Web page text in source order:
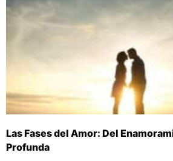
Las Fases del Amor: Del
Profunda